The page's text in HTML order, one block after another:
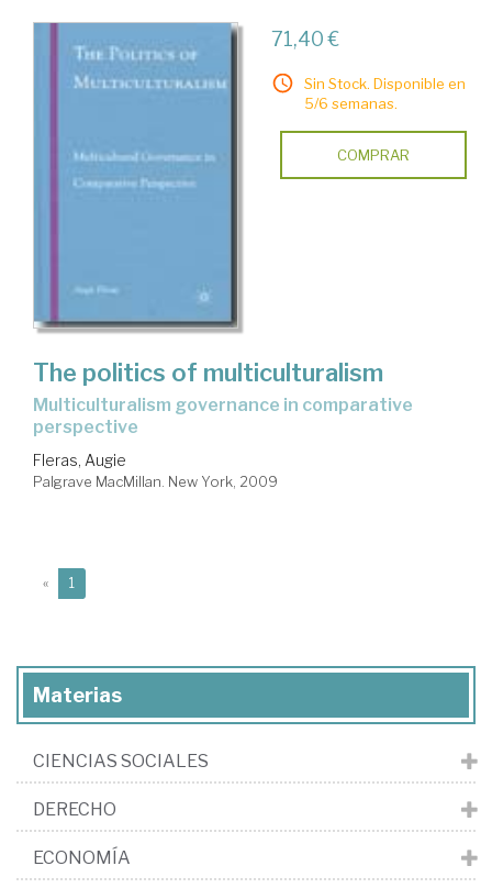
71,40 €
Sin Stock. Disponible en
5/6 semanas.
COMPRAR
The politics of multiculturalism
multiculturalism governance in comparative
perspective
Fleras, Augie
Palgrave MacMillan. New York, 2009
« 1
Materias
CIENCIAS SOCIALES
DERECHO
ECONOMÍA